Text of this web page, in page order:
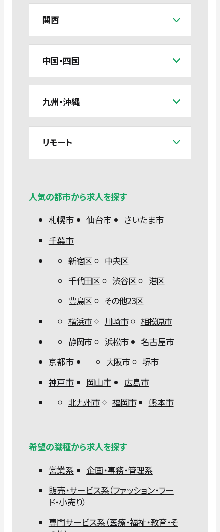
関西
中国・四国
九州・沖縄
リモート
人気の都市から求人を探す
札幌市
仙台市
さいたま市
千葉市
新宿区
中央区
千代田区
渋谷区
港区
豊島区
その他23区
横浜市
川崎市
相模原市
静岡市
浜松市
名古屋市
京都市
大阪市
堺市
神戸市
岡山市
広島市
北九州市
福岡市 熊本市
希望の職種から求人を探す
営業系
企画・事務・管理系
販売・サービス系（ファッション・フー
ド・小売り）
専門サービス系（医療・福祉・教育・そ